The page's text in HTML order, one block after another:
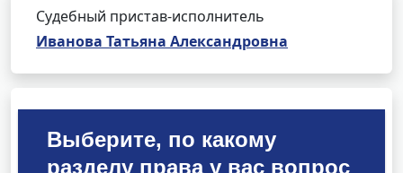
Судебный пристав-исполнитель
Иванова Татьяна Александровна